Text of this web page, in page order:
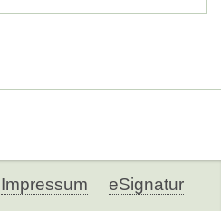
Impressum eSignatur